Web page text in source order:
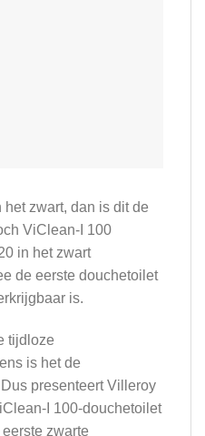
zwart, dan is dit de
ViClean-I 100
in het zwart
de eerste douchetoilet
is.
tijdloze
is het de
presenteert Villeroy
I 100-douchetoilet
zwarte